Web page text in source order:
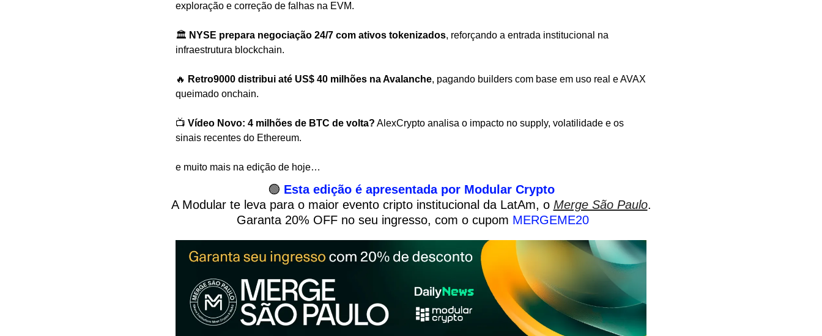
exploração e correção de falhas na EVM.
🏛️ NYSE prepara negociação 24/7 com ativos tokenizados, reforçando a entrada institucional na
infraestrutura blockchain.
🔥 Retro9000 distribui até US$ 40 milhões na Avalanche, pagando builders com base em uso real e AVAX
queimado onchain.
📺 Vídeo Novo: 4 milhões de BTC de volta? AlexCrypto analisa o impacto no supply, volatilidade e os
sinais recentes do Ethereum.
e muito mais na edição de hoje…
🟢 Esta edição é apresentada por Modular Crypto
A Modular te leva para o maior evento cripto institucional da LatAm, o Merge São Paulo.
Garanta 20% OFF no seu ingresso, com o cupom MERGEME20